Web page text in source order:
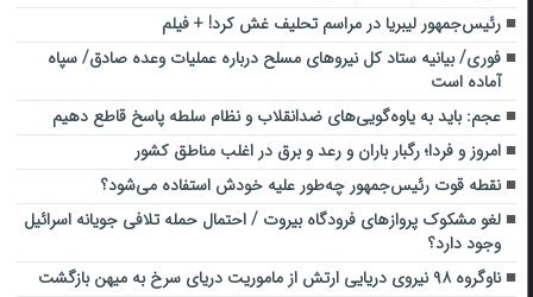
رئیس‌جمهور لیبریا در مراسم تحلیف غش کرد! + فیلم
فوری/ بیانیه ستاد کل نیروهای مسلح درباره عملیات‌ وعده صادق/ سپاه
آماده است
عجم: باید به یاوه‌گویی‌های ضدانقلاب و نظام سلطه پاسخ قاطع دهیم
امروز و فردا؛ رگبار باران و رعد و برق در اغلب مناطق کشور
نقطه قوت رئیس‌جمهور چه‌طور علیه خودش استفاده می‌شود؟
لغو مشکوک پروازهای فرودگاه بیروت / احتمال حمله تلافی جویانه اسرائیل
وجود دارد؟
ناوگروه ٩٨ نیروی دریایی ارتش از ماموریت دریای سرخ به میهن بازگشت